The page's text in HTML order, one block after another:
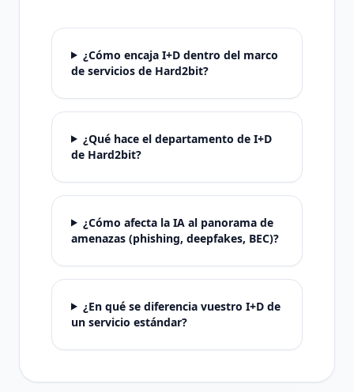
¿Cómo encaja I+D dentro del marco
de servicios de Hard2bit?
¿Qué hace el departamento de I+D
de Hard2bit?
¿Cómo afecta la IA al panorama de
amenazas (phishing, deepfakes, BEC)?
¿En qué se diferencia vuestro I+D de
un servicio estándar?